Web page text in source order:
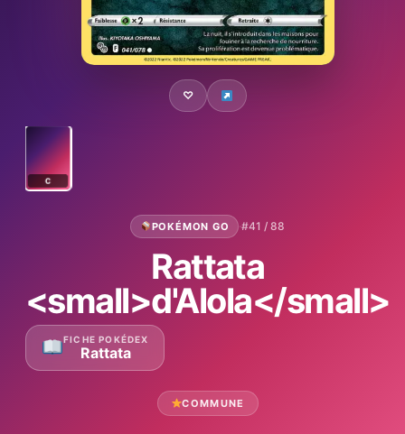
♡
C
POKÉMON GO ·#41 / 88
Rattata
<small>d'Alola</small>
FICHE POKÉDEX
Rattata
COMMUNE